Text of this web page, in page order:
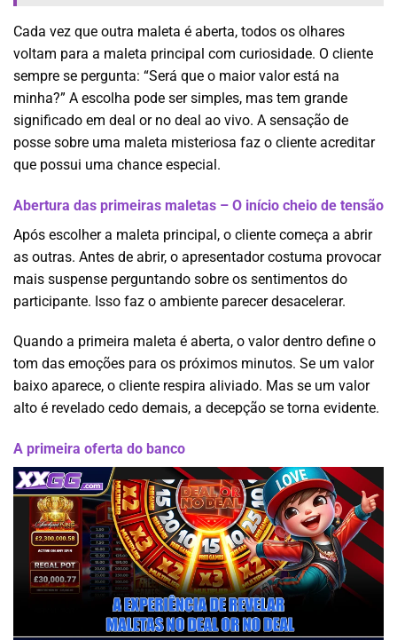
Cada vez que outra maleta é aberta, todos os olhares
voltam para a maleta principal com curiosidade. O cliente
sempre se pergunta: “Será que o maior valor está na
minha?” A escolha pode ser simples, mas tem grande
significado em deal or no deal ao vivo. A sensação de
posse sobre uma maleta misteriosa faz o cliente acreditar
que possui uma chance especial.
Abertura das primeiras maletas – O início cheio de tensão
Após escolher a maleta principal, o cliente começa a abrir
as outras. Antes de abrir, o apresentador costuma provocar
mais suspense perguntando sobre os sentimentos do
participante. Isso faz o ambiente parecer desacelerar.
Quando a primeira maleta é aberta, o valor dentro define o
tom das emoções para os próximos minutos. Se um valor
baixo aparece, o cliente respira aliviado. Mas se um valor
alto é revelado cedo demais, a decepção se torna evidente.
A primeira oferta do banco